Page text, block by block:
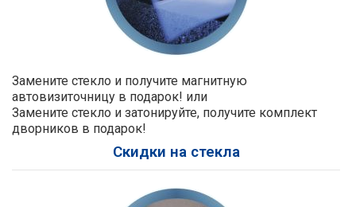
Замените стекло и получите магнитную
автовизиточницу в подарок! или
Замените стекло и затонируйте, получите комплект
дворников в подарок!
Скидки на стекла